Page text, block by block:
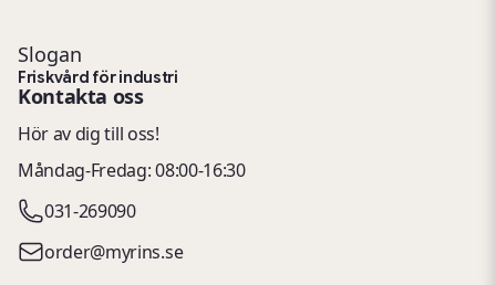
Slogan
Friskvård för industri
Kontakta oss
Hör av dig till oss!
Måndag-Fredag: 08:00-16:30
031-269090
order@myrins.se